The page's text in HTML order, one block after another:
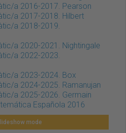
a 2016-2017. Pearson
a 2017-2018. Hilbert
a 2018-2019.
a 2020-2021. Nightingale
a 2022-2023.
a 2023-2024. Box
a 2024-2025. Ramanujan
a 2025-2026. Germain
Española 2016
mode